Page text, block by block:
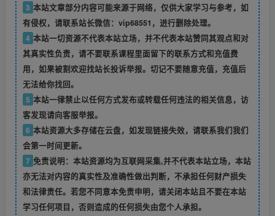
3 本站文章部分内容可能来源于网络，仅供大家学习与参考，如
有侵权，请联系站长微信：vip68551，进行删除处理。
4 本站一切资源不代表本站立场，并不代表本站赞同其观点和对
其真实性负责，请不要联系课程里面留下的联系方式和充值费
用，如果被割欢迎找站长投诉举报。切记不要随意充值，充值后
无法给你找回。
5 本站一律禁止以任何方式发布或转载任何违法的相关信息，访
客发现请向客服举报。
6 本站资源大多存储在云盘，如发现链接失效，请联系我们我们
会第一时间更新。
7 免责说明：本站资源均为互联网采集,并不代表本站立场，本站
亦无法对内容的真实性及准确性做出判断，不承担任何财产损失
和法律责任。若您不同意本免责申明，请关闭本站且不要在本站
学习任何项目，否则造成的任何损失由您个人承担。